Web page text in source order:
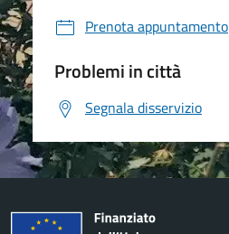
Prenota appuntamento
Problemi in città
Segnala disservizio